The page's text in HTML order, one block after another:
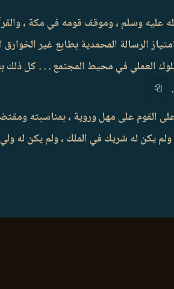
وسلم ، وموقف قومه في مكة ،
الرسالة المحمدية بطابع غير
العملي في محيط المجتمع . . . كل ذلك
.
القوم على مهل وروية ، بمناسبته
يكن له شريك في الملك ، ولم يكن له